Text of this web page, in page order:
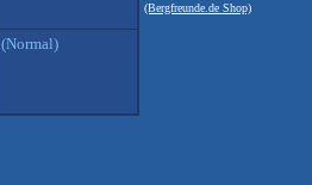
(Normal)
(Bergfreunde.de Shop)